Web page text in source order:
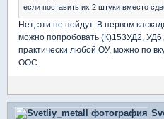
если поставить их 2 штуки вместо
Нет, эти не пойдут. В первом
можно попробовать (К)153УД2,
практически любой ОУ, можно по
ООС.